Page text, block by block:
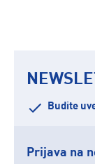
Budite
Prijava na